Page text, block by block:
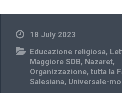
18 July 2023
Educazione religiosa,
Maggiore SDB, Nazaret,
Organizzazione,tutta la
Salesiana, Universale-